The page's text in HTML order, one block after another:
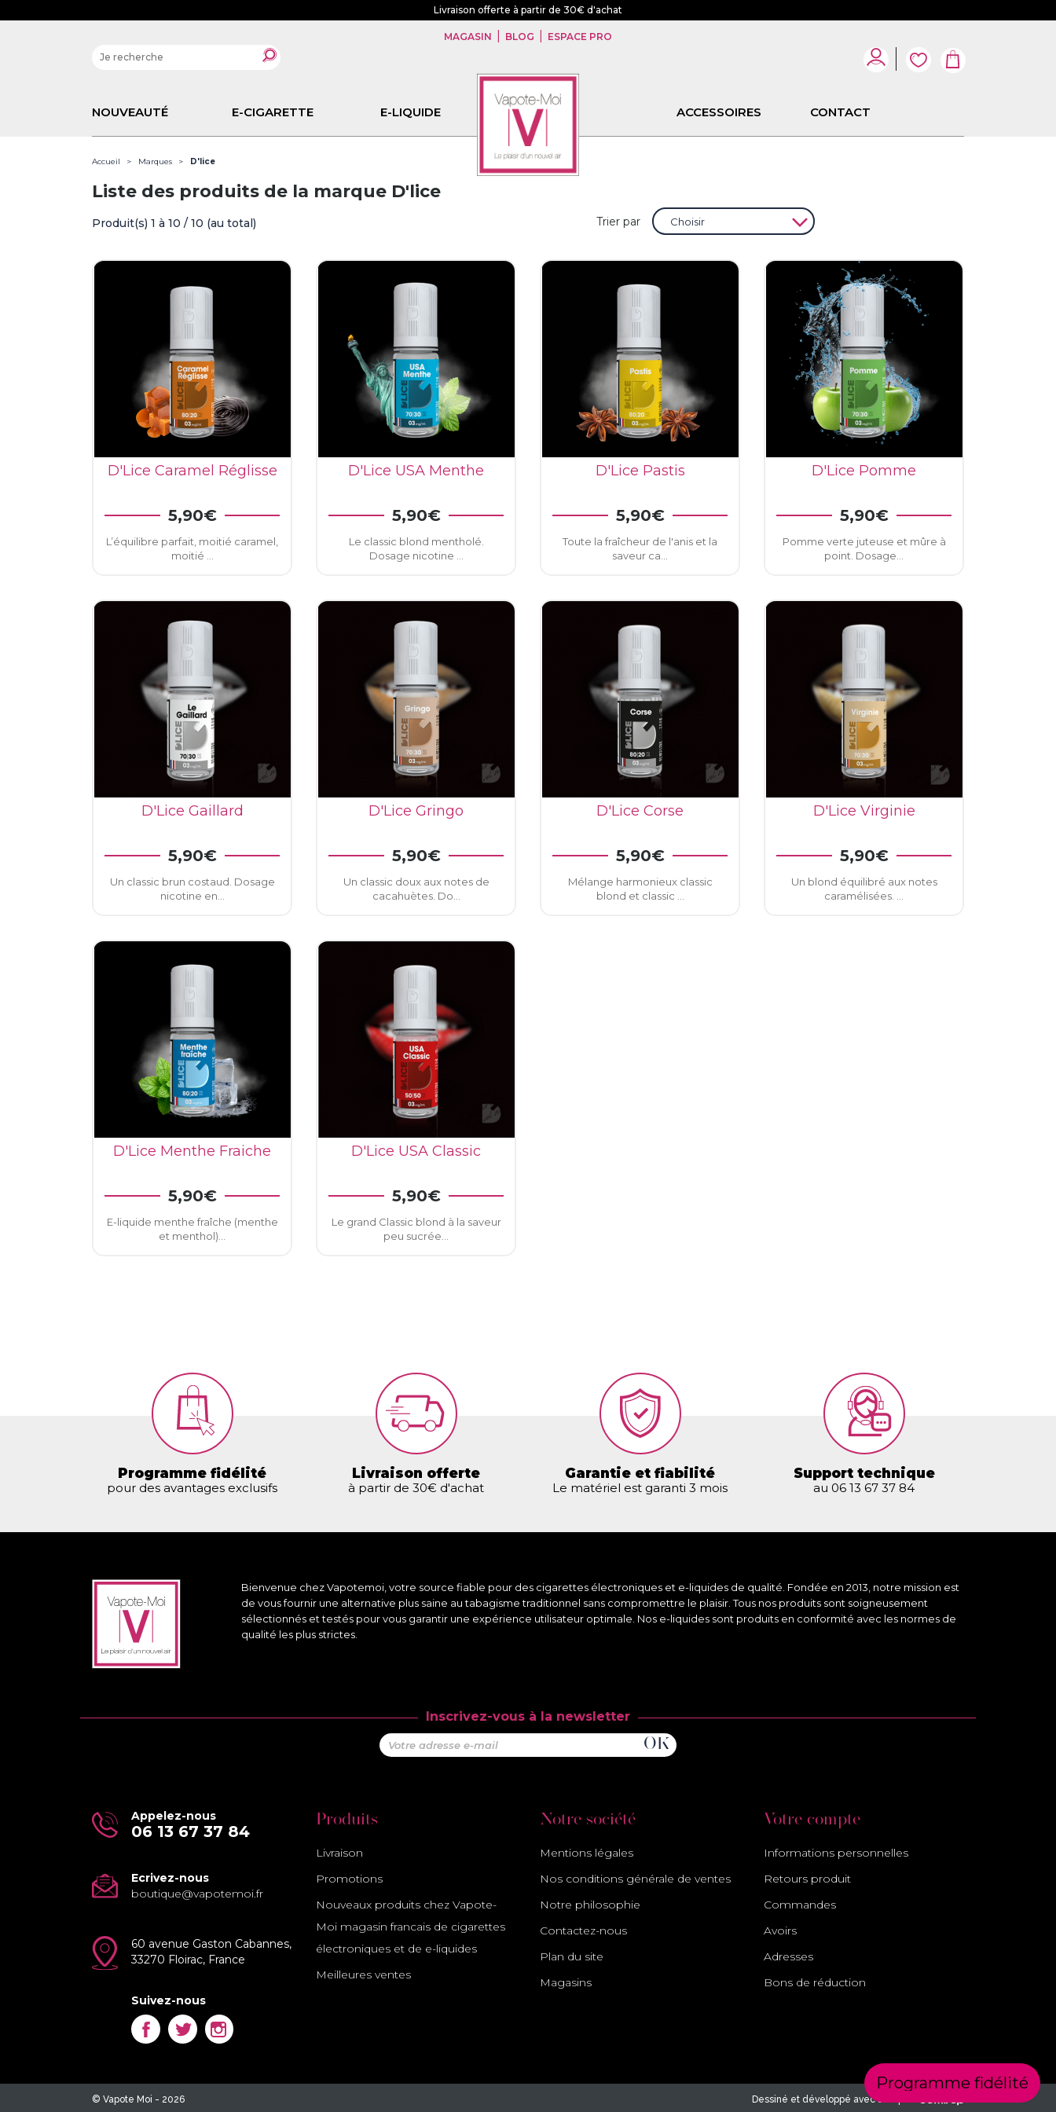
Livraison offerte à partir de 30€ d'achat
MAGASIN BLOG ESPACE PRO
NOUVEAUTÉ E-CIGARETTE E-LIQUIDE CBD ACCESSOIRES CONTACT
Accueil Marques D'lice
Liste des produits de la marque D'lice
Produit(s) 1 à 10 / 10 (au total) Trier par Choisir 
VOIR LE DÉTAIL
D'Lice Caramel Réglisse
5,90€
L’équilibre parfait, moitié caramel,
moitié ...
AJOUTER AU PANIER
D'Lice USA Menthe
5,90€
Le classic blond mentholé.
Dosage nicotine ...
AJOUTER AU PANIER
D'Lice Pastis
5,90€
Toute la fraîcheur de l'anis et la
saveur ca...
D'Lice Pomme
5,90€
Pomme verte juteuse et mûre à
point. Dosage...
AJOUTER AU PANIER
D'Lice Gaillard
5,90€
Un classic brun costaud. Dosage
nicotine en...
D'Lice Gringo
5,90€
Un classic doux aux notes de
cacahuètes. Do...
AJOUTER AU PANIER
D'Lice Corse
5,90€
Mélange harmonieux classic
blond et classic ...
AJOUTER AU PANIER
D'Lice Virginie
5,90€
Un blond équilibré aux notes
caramélisées. ...
AJOUTER AU PANIER
D'Lice Menthe Fraiche
5,90€
E-liquide menthe fraîche (menthe
et menthol)...
D'Lice USA Classic
5,90€
Le grand Classic blond à la saveur
peu sucrée...
Programme fidélité
pour des avantages exclusifs
Livraison offerte
à partir de 30€ d'achat
Garantie et fiabilité
Le matériel est garanti 3 mois
Support technique
au 06 13 67 37 84
Bienvenue chez Vapotemoi, votre source fiable pour des cigarettes électroniques et e-liquides de qualité. Fondée en 2013, notre mission est
de vous fournir une alternative plus saine au tabagisme traditionnel sans compromettre le plaisir. Tous nos produits sont soigneusement
sélectionnés et testés pour vous garantir une expérience utilisateur optimale. Nos e-liquides sont produits en conformité avec les normes de
qualité les plus strictes.
Inscrivez-vous à la newsletter
Appelez-nous
06 13 67 37 84
Ecrivez-nous
boutique@vapotemoi.fr
60 avenue Gaston Cabannes,
33270 Floirac, France
Programme fidélité
Suivez-nous
FacebookTwitter
Produits
Livraison
Promotions
Nouveaux produits chez Vapote-
Moi magasin francais de cigarettes
électroniques et de e-liquides
Meilleures ventes
Notre société
Mentions légales
Nos conditions générale de ventes
Notre philosophie
Contactez-nous
Plan du site
Magasins
Votre compte
Informations personnelles
Retours produit
Commandes
Avoirs
Adresses
Bons de réduction
© Vapote Moi - 2026 Dessiné et développé avec soin par
Connexion
You need to be logged in to save products in your wish list.
Annuler